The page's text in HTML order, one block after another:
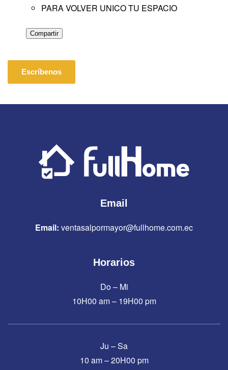
PARA VOLVER UNICO TU ESPACIO
Compartir
Escríbenos
Email
Email: ventasalpormayor@fullhome.com.ec
Horarios
Do – Mi
10H00 am – 19H00 pm
Ju – Sa
10 am – 20H00 pm